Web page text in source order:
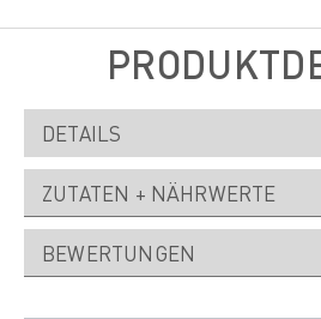
DETAILS
ZUTATEN + NÄHRWERTE
BEWERTUNGEN